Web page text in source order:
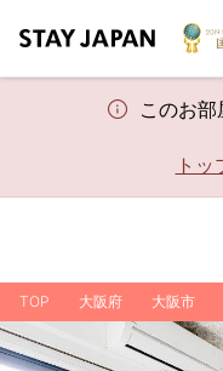
このお部
ト
TOP 大阪府 大阪市